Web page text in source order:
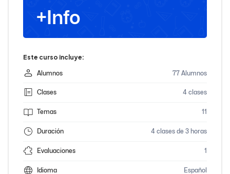
+Info
Este curso incluye:
Alumnos 77 Alumnos
Clases 4 clases
Temas 11
Duración 4 clases de 3 horas
Evaluaciones 1
Idioma Español